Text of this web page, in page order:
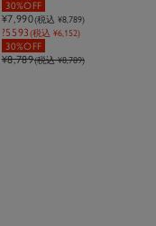
30%OFF
¥7,990(税込 ¥8,789)
?5593(税込 ¥6,152)
30%OFF
¥8,789(税込 ¥8,789)